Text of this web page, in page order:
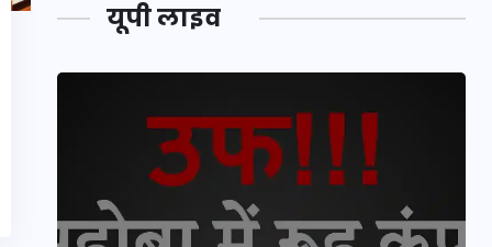
यूपी लाइव